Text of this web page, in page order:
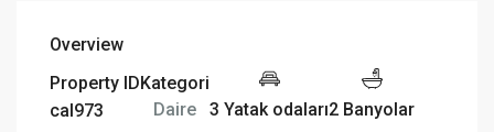
Overview
Property ID
cal973
Kategori
Daire
3 Yatak odaları2 Banyolar